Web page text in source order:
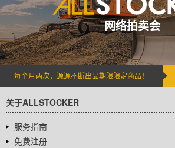
网络拍卖会
每个月两次，源源不断出品期限限定商品！
关于ALLSTOCKER
服务指南
免费注册